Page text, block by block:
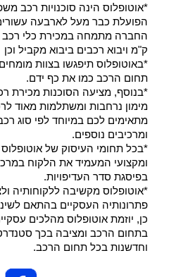
*אוטופלוס הינה סוכנויות רכב
הפועלת כבר מעל לארבעה
החברה מתמחה במכירת כלי רכב
ק"מ ויבוא רכבים ביבוא מקביל וכן Trade In, (טרייד אין)
*באוטופלוס תיפגשו בצוות
תחום הרכב כמו את כף ידם.
*בנוסף, מציעה הסוכנות מכירת
מימון נרחבות ומשתלמות מאוד
מתאימים לכם במיוחד לפי סוג
ומרכיבים נוספים.
*בכל תחומי העיסוק של
ומקצועי המעמיד את הלקוח
בפיסגת סדר העדיפויות.
*אוטופלוס מקשיבה ללקוחותיה
פתרונותיה העסקיים בהתאם
כן, יוזמת אוטופלוס מהלכים
בתחום הרכב ומציבה בכך
וחדשנות בכל תחום הרכב.